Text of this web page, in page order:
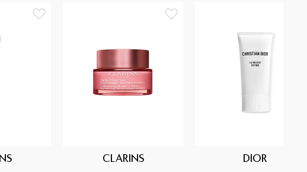
CLARINS DIOR